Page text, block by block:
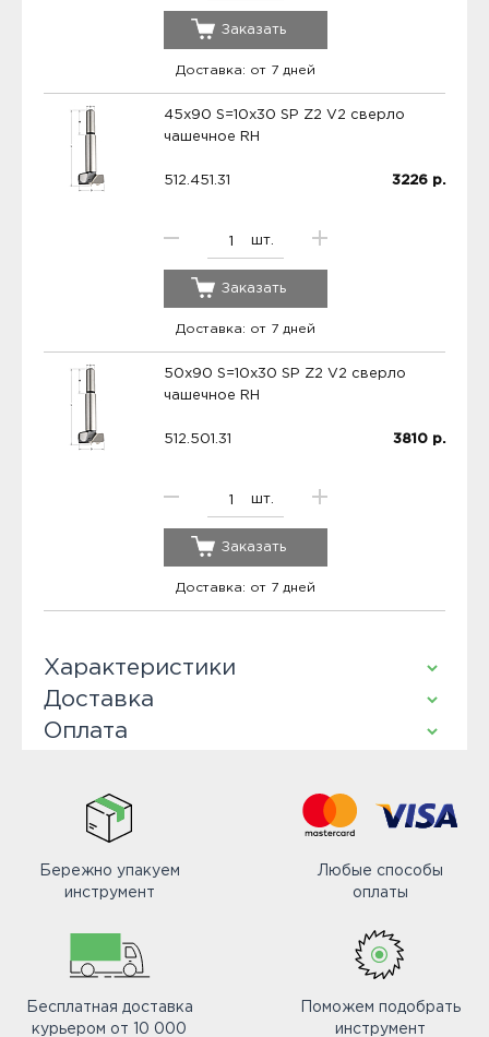
Заказать
Доставка: от 7 дней
45x90 S=10x30 SP Z2 V2 сверло
чашечное RH
512.451.31
шт.
3226 р.
Заказать
Доставка: от 7 дней
50x90 S=10x30 SP Z2 V2 сверло
чашечное RH
512.501.31
шт.
3810 р.
Заказать
Доставка: от 7 дней
Характеристики
Доставка
Оплата
Бережно упакуем
инструмент
Любые способы
оплаты
Бесплатная доставка
курьером от 10 000
Поможем подобрать
инструмент